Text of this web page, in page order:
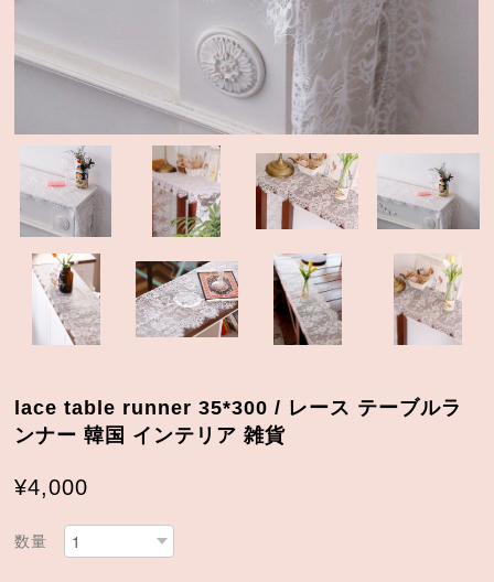
lace table runner 35*300 / レース テーブルラ
ンナー 韓国 インテリア 雑貨
¥4,000
数量